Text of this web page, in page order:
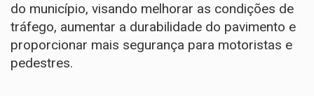
do município, visando melhorar as condições de
tráfego, aumentar a durabilidade do pavimento e
proporcionar mais segurança para motoristas e
pedestres.